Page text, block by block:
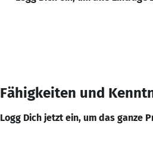
Fähigkeiten und
Logg Dich jetzt ein, um das ganze